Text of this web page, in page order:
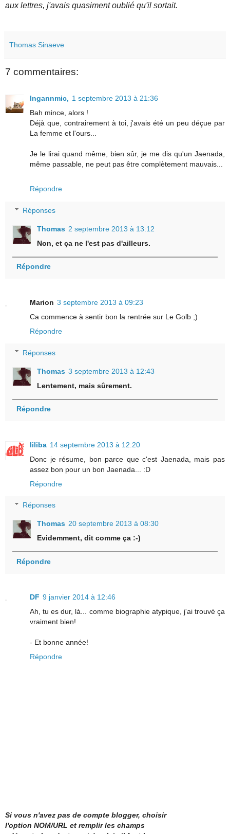
aux lettres, j'avais quasiment oublié qu'il sortait.
Thomas Sinaeve
7 commentaires:
Ingannmic, 1 septembre 2013 à 21:36
Bah mince, alors !
Déjà que, contrairement à toi, j'avais été un peu déçue par
La femme et l'ours...
Je le lirai quand même, bien sûr, je me dis qu'un Jaenada,
même passable, ne peut pas être complètement mauvais...
Répondre
Réponses
Thomas 2 septembre 2013 à 13:12
Non, et ça ne l'est pas d'ailleurs.
Répondre
Marion 3 septembre 2013 à 09:23
Ca commence à sentir bon la rentrée sur Le Golb ;)
Répondre
Réponses
Thomas 3 septembre 2013 à 12:43
Lentement, mais sûrement.
Répondre
liliba 14 septembre 2013 à 12:20
Donc je résume, bon parce que c'est Jaenada, mais pas
assez bon pour un bon Jaenada... :D
Répondre
Réponses
Thomas 20 septembre 2013 à 08:30
Evidemment, dit comme ça :-)
Répondre
DF 9 janvier 2014 à 12:46
Ah, tu es dur, là... comme biographie atypique, j'ai trouvé ça
vraiment bien!
- Et bonne année!
Répondre
Si vous n'avez pas de compte blogger, choisir
l'option NOM/URL et remplir les champs